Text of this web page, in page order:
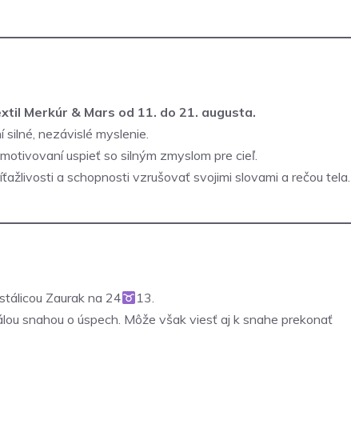
Merkúr & Mars od 11. do 21. augusta.
nezávislé myslenie.
uspieť so silným zmyslom pre cieľ.
a schopnosti vzrušovať svojimi slovami a rečou tela.
Zaurak na 24
13.
snahou o úspech. Môže však viesť aj k snahe prekonať